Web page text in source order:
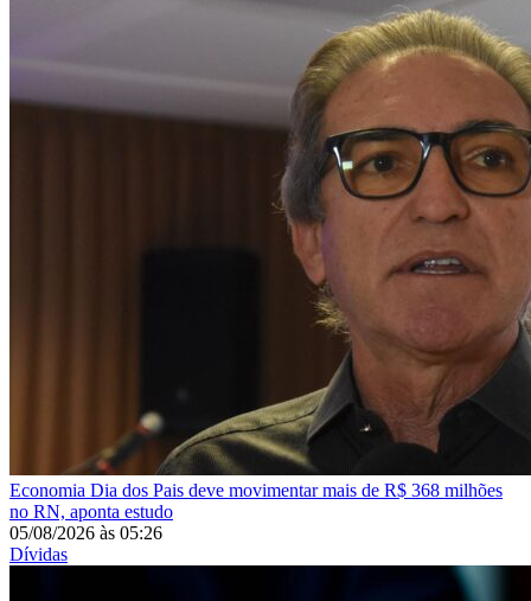
Economia Dia dos Pais deve movimentar mais de R$ 368 milhões
no RN, aponta estudo
05/08/2026 às 05:26
Dívidas